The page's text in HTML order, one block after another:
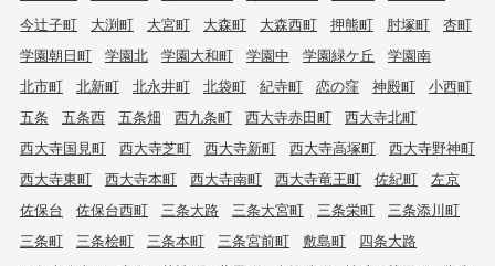
今辻子町
大渕町 大宮町 大森町 大森西町 押熊町 肘塚町
杏町
学園朝日町
学園北 学園大和町 学園中 学園緑ケ丘
学園南
北市町
北新町 北永井町 北袋町 紀寺町 恋の窪 神殿町
小西町
五条
五条西 五条畑 西九条町 西大寺赤田町
西大寺北町
西大寺国見町
西大寺芝町 西大寺新町 西大寺高塚町
西大寺野神町
西大寺東町
西大寺本町 西大寺南町 西大寺竜王町 佐紀町
左京
佐保台
佐保台西町 三条大路 三条大宮町 三条栄町
三条添川町
三条町
三条桧町 三条本町 三条宮前町 敷島町
四条大路